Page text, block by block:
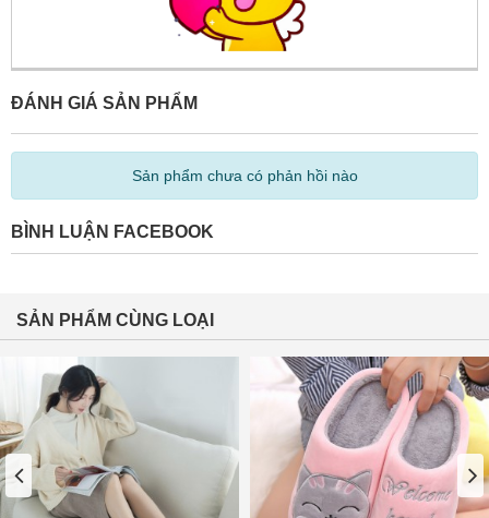
ĐÁNH GIÁ SẢN PHẨM
Sản phẩm chưa có phản hồi nào
BÌNH LUẬN FACEBOOK
SẢN PHẨM CÙNG LOẠI